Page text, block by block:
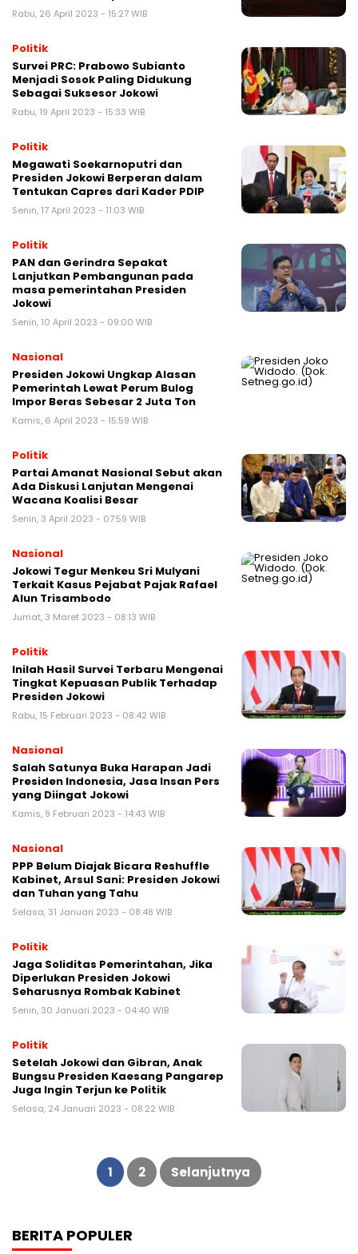
Rabu, 26 April 2023 - 15:27 WIB
Politik
Survei PRC: Prabowo Subianto
Menjadi Sosok Paling Didukung
Sebagai Suksesor Jokowi
Rabu, 19 April 2023 - 15:33 WIB
Politik
Megawati Soekarnoputri dan
Presiden Jokowi Berperan dalam
Tentukan Capres dari Kader PDIP
Senin, 17 April 2023 - 11:03 WIB
Politik
PAN dan Gerindra Sepakat
Lanjutkan Pembangunan pada
masa pemerintahan Presiden
Jokowi
Senin, 10 April 2023 - 09:00 WIB
Nasional
Presiden Jokowi Ungkap Alasan
Pemerintah Lewat Perum Bulog
Impor Beras Sebesar 2 Juta Ton
Kamis, 6 April 2023 - 15:59 WIB
Politik
Partai Amanat Nasional Sebut akan
Ada Diskusi Lanjutan Mengenai
Wacana Koalisi Besar
Senin, 3 April 2023 - 07:59 WIB
Nasional
Jokowi Tegur Menkeu Sri Mulyani
Terkait Kasus Pejabat Pajak Rafael
Alun Trisambodo
Jumat, 3 Maret 2023 - 08:13 WIB
Politik
Inilah Hasil Survei Terbaru Mengenai
Tingkat Kepuasan Publik Terhadap
Presiden Jokowi
Rabu, 15 Februari 2023 - 08:42 WIB
Nasional
Salah Satunya Buka Harapan Jadi
Presiden Indonesia, Jasa Insan Pers
yang Diingat Jokowi
Kamis, 9 Februari 2023 - 14:43 WIB
Nasional
PPP Belum Diajak Bicara Reshuffle
Kabinet, Arsul Sani: Presiden Jokowi
dan Tuhan yang Tahu
Selasa, 31 Januari 2023 - 08:48 WIB
Politik
Jaga Soliditas Pemerintahan, Jika
Diperlukan Presiden Jokowi
Seharusnya Rombak Kabinet
Senin, 30 Januari 2023 - 04:40 WIB
Politik
Setelah Jokowi dan Gibran, Anak
Bungsu Presiden Kaesang Pangarep
Juga Ingin Terjun ke Politik
Selasa, 24 Januari 2023 - 08:22 WIB
Paginasi
1 2 Selanjutnya
BERITA POPULER